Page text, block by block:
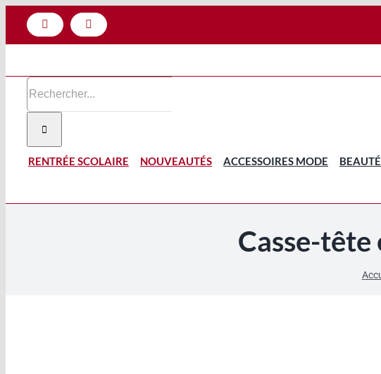
Passer
FacebookInstagram
RENTRÉE SCOLAIRE NOUVEAUTÉS ACCESSOIRES MODE
Casse-